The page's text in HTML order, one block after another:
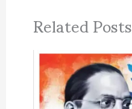
Related Posts